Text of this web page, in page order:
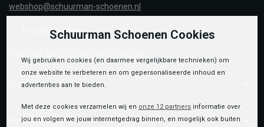
webshop@schuurman-schoenen.nl
Facebook chat
Klantenservice
Bestelinformatie
Schuurman Schoenen Cookies
Wij gebruiken cookies (en daarmee vergelijkbare technieken) om
onze website te verbeteren en om gepersonaliseerde inhoud en
advertenties aan te bieden.
Met deze cookies verzamelen wij en onze 12 partners informatie over
jou en volgen we jouw internetgedrag binnen, en mogelijk ook buiten